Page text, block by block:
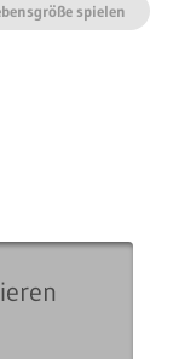
spielen